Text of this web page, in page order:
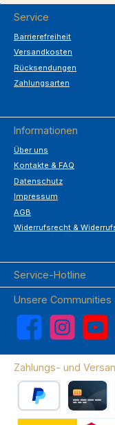
Service
Barrierefreiheit
Versandkosten
Rücksendungen
Zahlungsarten
Informationen
Über uns
Kontakte & FAQ
Datenschutz
Impressum
AGB
Widerrufsrecht &
Service-Hotline
Unsere Communities
Facebook Instagram YouTube
Zahlungs- und